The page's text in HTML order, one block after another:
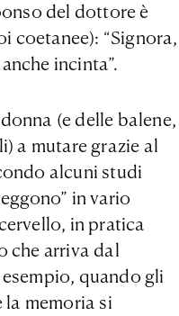
del dottore è
coetanee): “Signora,
incinta”.
(e delle balene,
a mutare grazie al
alcuni studi
in vario
in pratica
che arriva dal
quando gli
memoria si